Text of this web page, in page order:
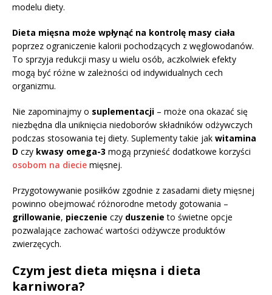
modelu diety.
Dieta mięsna może wpłynąć na kontrolę masy ciała
poprzez ograniczenie kalorii pochodzących z węglowodanów.
To sprzyja redukcji masy u wielu osób, aczkolwiek efekty
mogą być różne w zależności od indywidualnych cech
organizmu.
Nie zapominajmy o suplementacji – może ona okazać się
niezbędna dla uniknięcia niedoborów składników odżywczych
podczas stosowania tej diety. Suplementy takie jak witamina
D czy kwasy omega-3 mogą przynieść dodatkowe korzyści
osobom na diecie mięsnej.
Przygotowywanie posiłków zgodnie z zasadami diety mięsnej
powinno obejmować różnorodne metody gotowania –
grillowanie, pieczenie czy duszenie to świetne opcje
pozwalające zachować wartości odżywcze produktów
zwierzęcych.
Czym jest dieta mięsna i dieta
karniwora?